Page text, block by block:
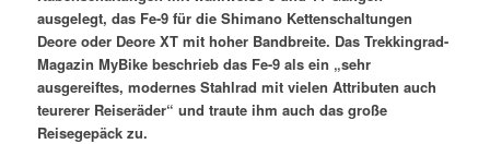
ausgelegt, das Fe-9 für die Shimano Kettenschaltungen
Deore oder Deore XT mit hoher Bandbreite. Das Trekkingrad-
Magazin MyBike beschrieb das Fe-9 als ein „sehr
ausgereiftes, modernes Stahlrad mit vielen Attributen auch
teurerer Reiseräder“ und traute ihm auch das große
Reisegepäck zu.